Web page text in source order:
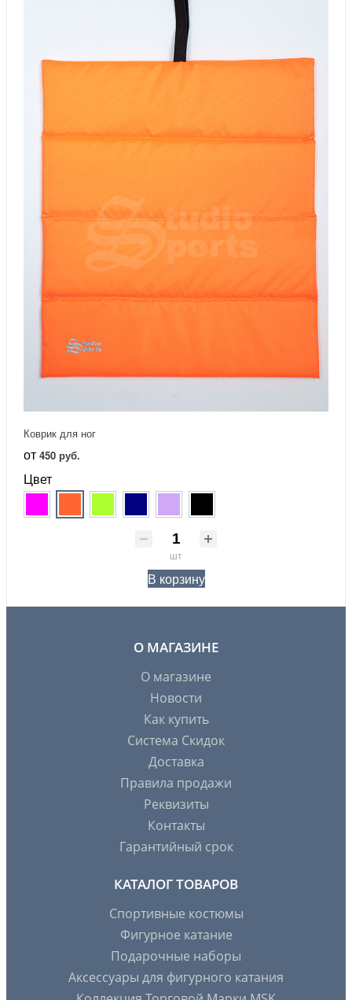
Коврик для ног
от 450 руб.
Цвет
шт
В корзину
О МАГАЗИНЕ
О магазине
Новости
Как купить
Система Скидок
Доставка
Правила продажи
Реквизиты
Контакты
Гарантийный срок
КАТАЛОГ ТОВАРОВ
Спортивные костюмы
Фигурное катание
Подарочные наборы
Аксессуары для фигурного катания